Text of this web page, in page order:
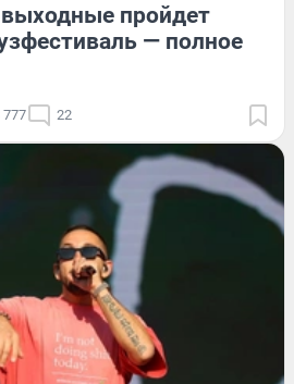
пройдет
— полное
777 22